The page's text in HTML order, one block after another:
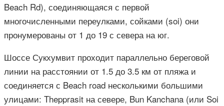
Beach Rd), соединяющаяся с первой
многочисленными переулками, сойками (soi) они
пронумерованы от 1 до 19 с севера на юг.
Шоссе Сукхумвит проходит параллельно береговой
линии на расстоянии от 1.5 до 3.5 км от пляжа и
соединяется с Beach road несколькими большими
улицами: Thepprasit на севере, Bun Kanchana (или Soi